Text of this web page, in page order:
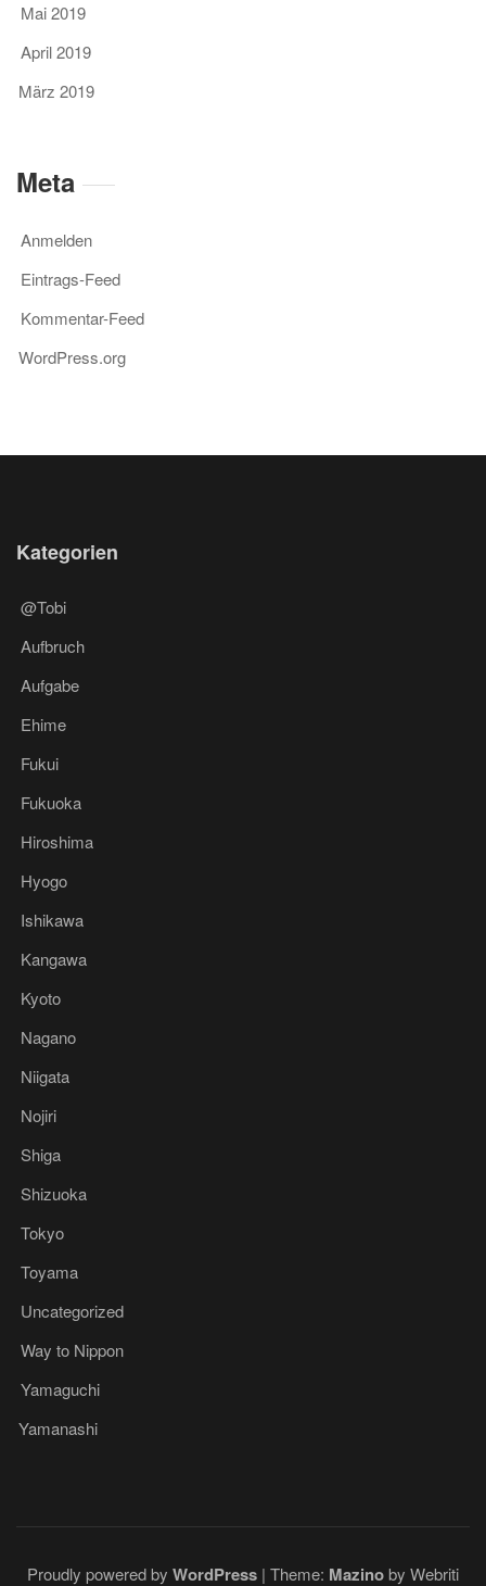
Mai 2019
April 2019
März 2019
Meta
Anmelden
Eintrags-Feed
Kommentar-Feed
WordPress.org
Kategorien
@Tobi
Aufbruch
Aufgabe
Ehime
Fukui
Fukuoka
Hiroshima
Hyogo
Ishikawa
Kangawa
Kyoto
Nagano
Niigata
Nojiri
Shiga
Shizuoka
Tokyo
Toyama
Uncategorized
Way to Nippon
Yamaguchi
Yamanashi
Proudly powered by WordPress | Theme: Mazinoby Webriti